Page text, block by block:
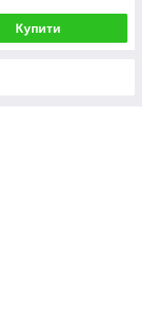
Купити